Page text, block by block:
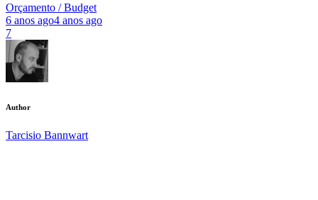
Orçamento / Budget
6 anos ago4 anos ago
7
Author
Tarcisio Bannwart